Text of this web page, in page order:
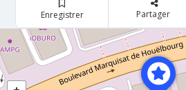
Enregistrer Partager